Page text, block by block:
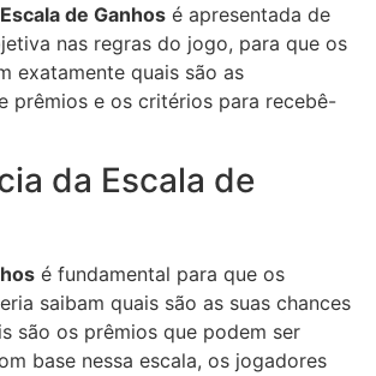
Escala de Ganhos é apresentada de
nas regras do jogo, para que os
exatamente quais são as
prêmios e os critérios para recebê-
da Escala de
é fundamental para que os
saibam quais são as suas chances
são os prêmios que podem ser
base nessa escala, os jogadores